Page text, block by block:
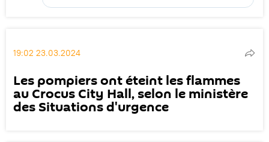
19:02 23.03.2024
Les pompiers ont éteint les flammes
au Crocus City Hall, selon le ministère
des Situations d'urgence